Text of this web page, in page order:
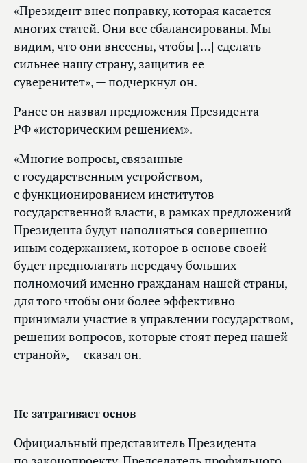
«Президент внес поправку, которая касается
многих статей. Они все сбалансированы. Мы
видим, что они внесены, чтобы […] сделать
сильнее нашу страну, защитив ее
суверенитет», — подчеркнул он.
Ранее он назвал предложения Президента
РФ «историческим решением».
«Многие вопросы, связанные
с государственным устройством,
с функционированием институтов
государственной власти, в рамках предложений
Президента будут наполняться совершенно
иным содержанием, которое в основе своей
будет предполагать передачу больших
полномочий именно гражданам нашей страны,
для того чтобы они более эффективно
принимали участие в управлении государством,
решении вопросов, которые стоят перед нашей
страной», — сказал он.
Не затрагивает основ
Официальный представитель Президента